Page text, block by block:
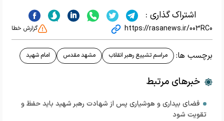
اشتراک گذاری :
https://rasanews.ir/003RC0 گزارش خطا
برچسب ها: مراسم تشییع رهبر انقلاب مشهد مقدس امام شهید
خبرهای مرتبط
فضای بیداری و هوشیاری پس از شهادت رهبر شهید باید حفظ و
تقویت شود